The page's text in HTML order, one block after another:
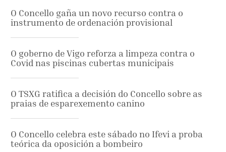
O Concello gaña un novo recurso contra o
instrumento de ordenación provisional
O goberno de Vigo reforza a limpeza contra o
Covid nas piscinas cubertas municipais
O TSXG ratifica a decisión do Concello sobre as
praias de esparexemento canino
O Concello celebra este sábado no Ifevi a proba
teórica da oposición a bombeiro